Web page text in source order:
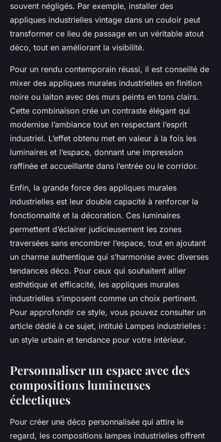
souvent négligés. Par exemple, installer des
appliques industrielles vintage dans un couloir peut
transformer ce lieu de passage en un véritable atout
déco, tout en améliorant la visibilité.
Pour un rendu contemporain réussi, il est conseillé de
mixer des appliques murales industrielles en finition
noire ou laiton avec des murs peints en tons clairs.
Cette combinaison crée un contraste élégant qui
modernise l’ambiance tout en respectant l’esprit
industriel. L’effet obtenu met en valeur à la fois les
luminaires et l’espace, donnant une impression
raffinée et accueillante dans l’entrée ou le corridor.
Enfin, la grande force des appliques murales
industrielles est leur double capacité à renforcer la
fonctionnalité et la décoration. Ces luminaires
permettent d’éclairer judicieusement les zones
traversées sans encombrer l’espace, tout en ajoutant
un charme authentique qui s’harmonise avec diverses
tendances déco. Pour ceux qui souhaitent allier
esthétique et efficacité, les appliques murales
industrielles s’imposent comme un choix pertinent.
Pour approfondir ce style, vous pouvez consulter un
article dédié à ce sujet, intitulé Lampes industrielles :
un style urbain et tendance pour votre intérieur.
Personnaliser un espace avec des
compositions lumineuses
éclectiques
Pour créer une déco personnalisée qui attire le
regard, les compositions lampes industrielles offrent